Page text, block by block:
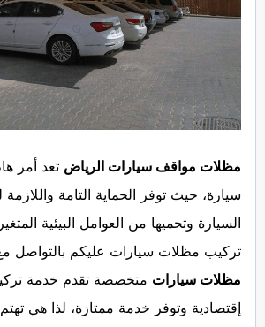
مظلات مواقف سيارات الرياض تعد أمر
سيارة، حيث توفر الحماية التامة
السيارة وتحميها من العوامل البيئية
تركيب مظلات سيارات عليكم بالتواصل
مظلات سيارات متخصصة تقدم خدمة
إقتصادية وتوفر خدمة ممتازة، لذا هي